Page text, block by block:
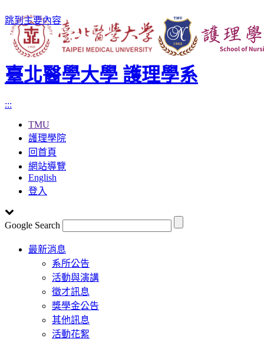
跳到主要內容
臺北醫學大學 護理學系
:::
TMU
護理學院
回首頁
網站導覽
English
登入
Google Search
Toggle
navigation
最新消息
系所公告
活動與演講
徵才訊息
獎學金公告
其他訊息
活動花絮